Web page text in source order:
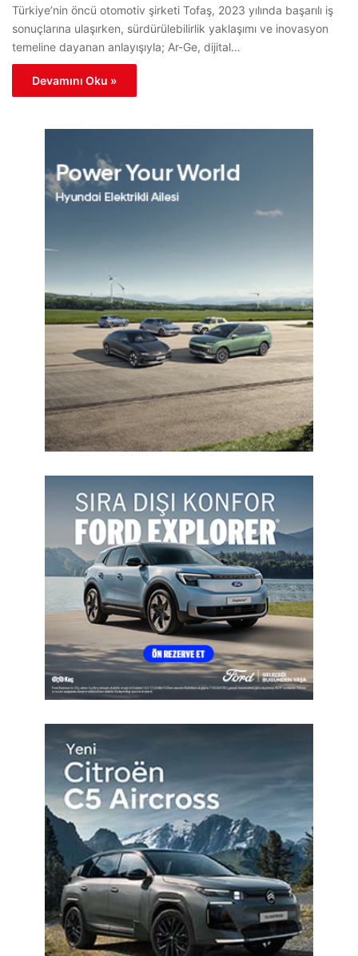
Türkiye’nin öncü otomotiv şirketi Tofaş, 2023 yılında başarılı iş
sonuçlarına ulaşırken, sürdürülebilirlik yaklaşımı ve inovasyon
temeline dayanan anlayışıyla; Ar-Ge, dijital…
Devamını Oku »